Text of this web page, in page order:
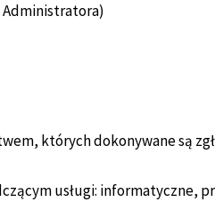
Administratora)
których dokonywane są
usługi: informatyczne,